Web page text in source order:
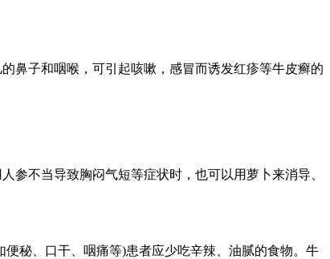
鼻子和咽喉，可引起咳嗽，感冒而诱发红疹等牛皮癣的
参不当导致胸闷气短等症状时，也可以用萝卜来消导、
秘、口干、咽痛等)患者应少吃辛辣、油腻的食物。牛